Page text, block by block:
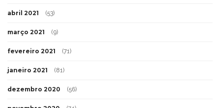
abril 2021 (53)
março 2021 (9)
fevereiro 2021 (71)
janeiro 2021 (81)
dezembro 2020 (56)